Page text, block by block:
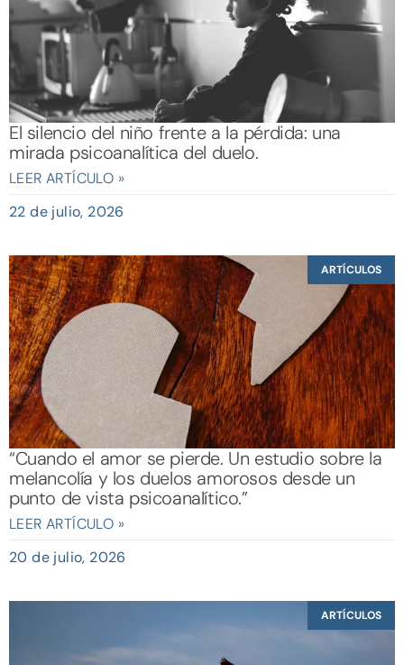
El silencio del niño frente a la pérdida: una
mirada psicoanalítica del duelo.
LEER ARTÍCULO »
22 de julio, 2026
ARTÍCULOS
“Cuando el amor se pierde. Un estudio sobre la
melancolía y los duelos amorosos desde un
punto de vista psicoanalítico.”
LEER ARTÍCULO »
20 de julio, 2026
ARTÍCULOS